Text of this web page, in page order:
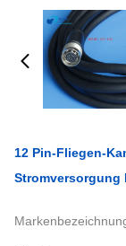
12 Pin-Fliegen-
Stromversorgung